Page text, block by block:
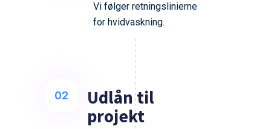
Vi følger retningslinierne
for hvidvaskning.
02
Udlån til
projekt